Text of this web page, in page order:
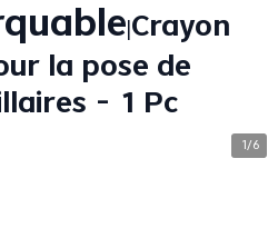
Crayon
la pose de
- 1 Pc
1/6